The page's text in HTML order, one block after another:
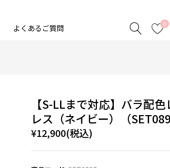
よくあるご質問 0
【S-LLまで対応】バラ配
レス（ネイビー）（
¥12,900(税込)